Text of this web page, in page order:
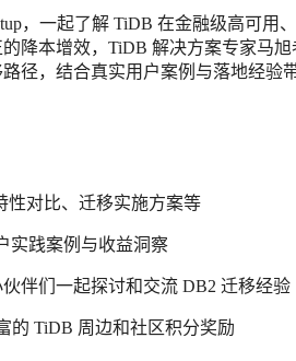
，一起了解 TiDB 在金融级高可用
降本增效，TiDB 解决方案专家马
径，结合真实用户案例与落地经验
性对比、迁移实施方案等
实践案例与收益洞察
伴们一起探讨和交流 DB2 迁移经验
的 TiDB 周边和社区积分奖励